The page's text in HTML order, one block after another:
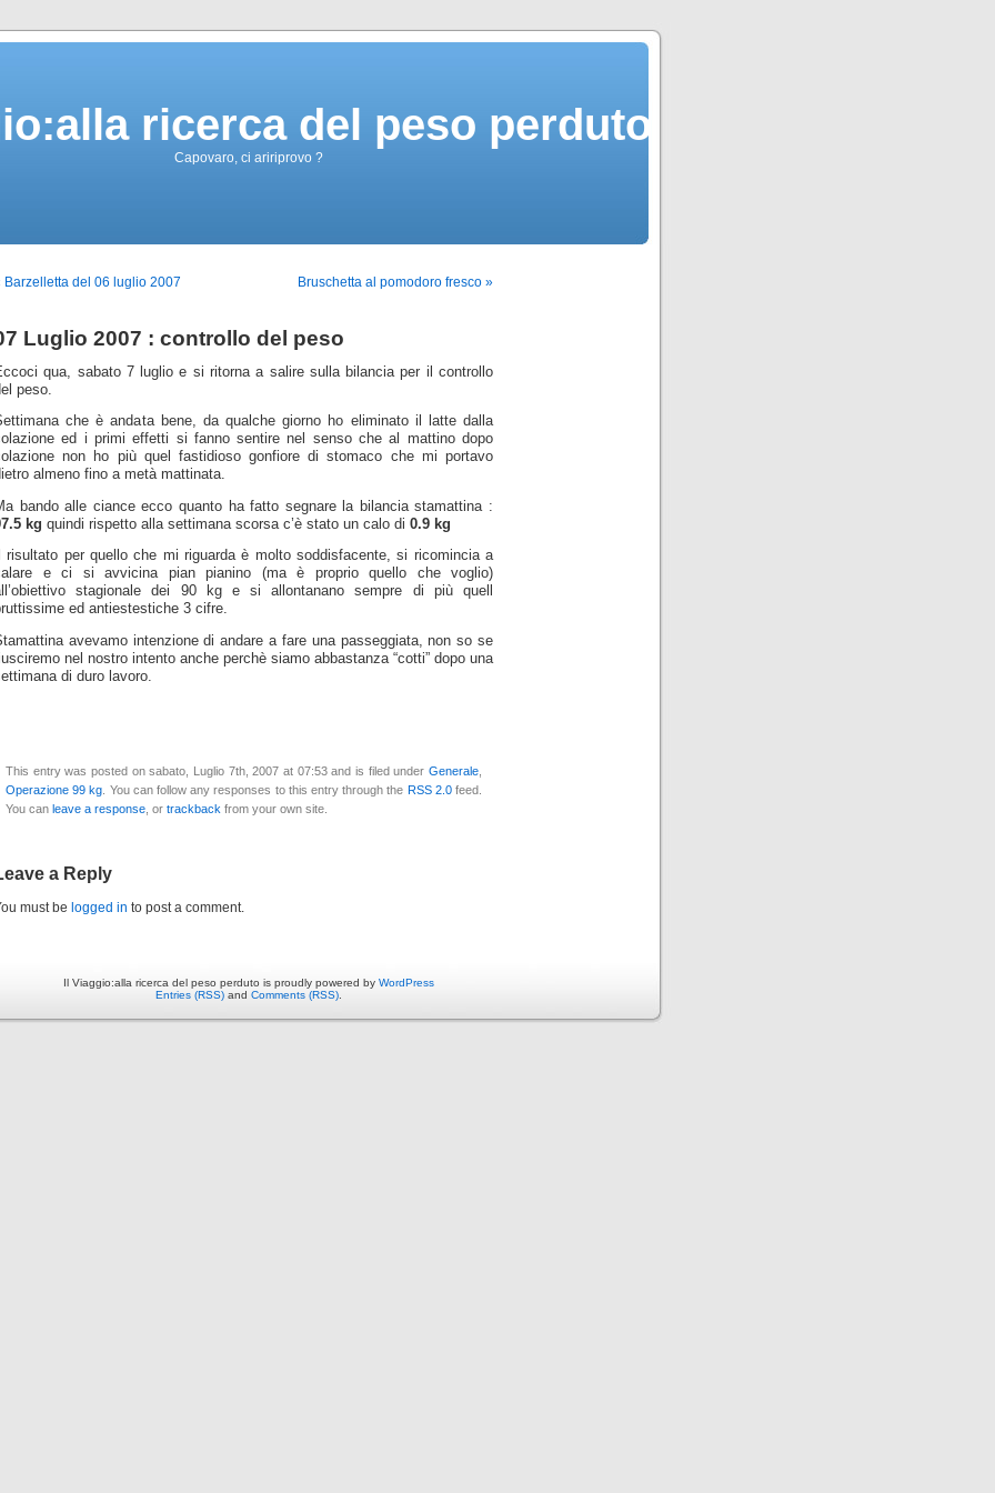
ricerca del peso perduto
Capovaro, ci aririprovo ?
Barzelletta del 06 luglio 2007 Bruschetta al pomodoro fresco »
Luglio 2007 : controllo del peso
qua, sabato 7 luglio e si ritorna a salire sulla bilancia per il controllo
peso.
che è andata bene, da qualche giorno ho eliminato il latte dalla
ed i primi effetti si fanno sentire nel senso che al mattino dopo
non ho più quel fastidioso gonfiore di stomaco che mi portavo
almeno fino a metà mattinata.
bando alle ciance ecco quanto ha fatto segnare la bilancia stamattina :
kg quindi rispetto alla settimana scorsa c’è stato un calo di 0.9 kg
Il risultato per quello che mi riguarda è molto soddisfacente, si ricomincia a
e ci si avvicina pian pianino (ma è proprio quello che voglio)
stagionale dei 90 kg e si allontanano sempre di più quell
ed antiestestiche 3 cifre.
avevamo intenzione di andare a fare una passeggiata, non so se
nel nostro intento anche perchè siamo abbastanza “cotti” dopo una
di duro lavoro.
This entry was posted on sabato, Luglio 7th, 2007 at 07:53 and is filed under Generale
Operazione 99 kg . You can follow any responses to this entry through the RSS 2.0feed.
You can leave a response , or trackback from your own site.
a Reply
must be logged in to post a comment.
Il Viaggio:alla ricerca del peso perduto is proudly powered by WordPress
Entries (RSS) and Comments (RSS)